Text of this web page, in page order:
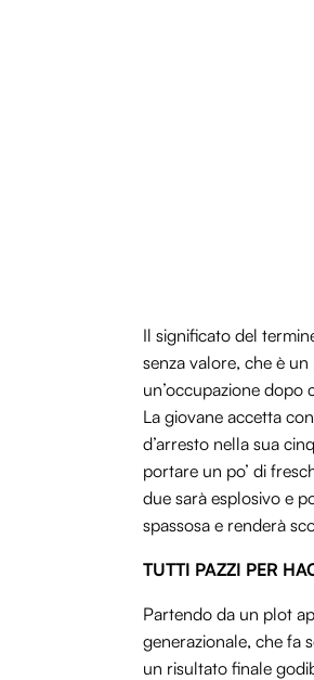
Il significato del
senza valore, che è
un’occupazione dopo
La giovane accetta
d’arresto nella sua
portare un po’ di
due sarà esplosivo e
spassosa e renderà
TUTTI PAZZI PER
Partendo da un plot
generazionale, che fa
un risultato finale